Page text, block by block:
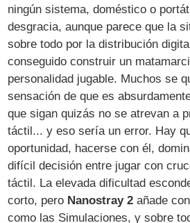
ningún sistema, doméstico o
desgracia, aunque parece que la
sobre todo por la distribución
conseguido construir un
personalidad jugable. Muchos se
sensación de que es
que sigan quizás no se atrevan a
táctil... y eso sería un error. Hay
oportunidad, hacerse con él,
difícil decisión entre jugar con
táctil. La elevada dificultad
corto, pero Nanostray 2 añade
como las Simulaciones, y sobre